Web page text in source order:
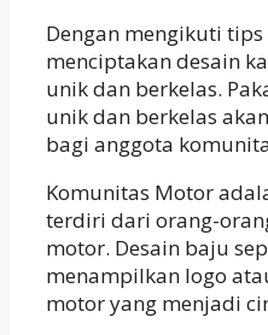
Dengan mengikuti
menciptakan desain
unik dan berkelas.
unik dan berkelas
bagi anggota
Komunitas Motor
terdiri dari orang-
motor. Desain baju
menampilkan logo
motor yang menjadi